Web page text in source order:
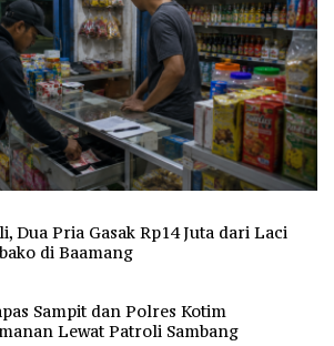
Dua Pria Gasak Rp14 Juta dari Laci
di Baamang
Sampit dan Polres Kotim
Lewat Patroli Sambang